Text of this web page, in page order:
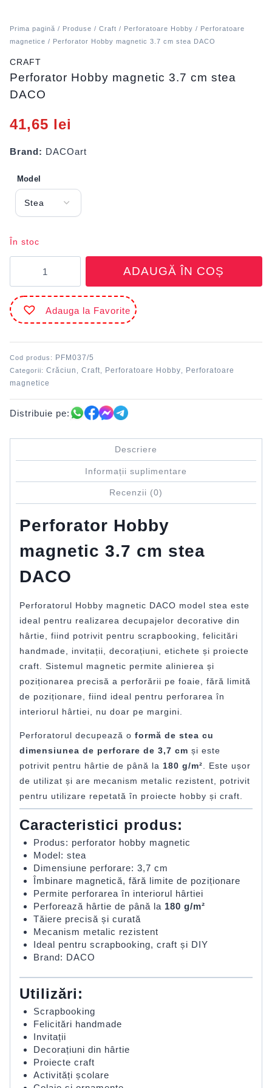
Prima pagină / Produse / Craft / Perforatoare Hobby / Perforatoare
magnetice / Perforator Hobby magnetic 3.7 cm stea DACO
CRAFT
Perforator Hobby magnetic 3.7 cm stea
DACO
41,65 lei
Brand: DACOart
Model
În stoc
Perforator
Hobby
magnetic
3.7
cm
ADAUGĂ ÎN COȘ
Adauga la Favorite
Cod produs: PFM037/5
Categorii: Crăciun , Craft, Perforatoare Hobby,
Perforatoare
magnetice
Distribuie pe:
Descriere
Informații suplimentare
Recenzii (0)
Perforator Hobby
magnetic 3.7 cm stea
DACO
Perforatorul Hobby magnetic DACO model stea este
ideal pentru realizarea decupajelor decorative din
hârtie, fiind potrivit pentru scrapbooking, felicitări
handmade, invitații, decorațiuni, etichete și proiecte
craft. Sistemul magnetic permite alinierea și
poziționarea precisă a perforării pe foaie, fără limită
de poziționare, fiind ideal pentru perforarea în
interiorul hârtiei, nu doar pe margini.
Perforatorul decupează o formă de stea cu
dimensiunea de perforare de 3,7 cm și este
potrivit pentru hârtie de până la 180 g/m² . Este ușor
de utilizat și are mecanism metalic rezistent, potrivit
pentru utilizare repetată în proiecte hobby și craft.
Caracteristici produs:
Produs: perforator hobby magnetic
Model: stea
Dimensiune perforare: 3,7 cm
Îmbinare magnetică, fără limite de poziționare
Permite perforarea în interiorul hârtiei
Perforează hârtie de până la 180 g/m²
Tăiere precisă și curată
Mecanism metalic rezistent
Ideal pentru scrapbooking, craft și DIY
Brand: DACO
Utilizări:
Scrapbooking
Felicitări handmade
Invitații
Decorațiuni din hârtie
Proiecte craft
Activități școlare